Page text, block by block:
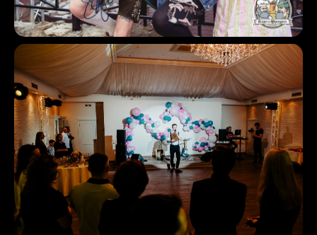
ЧТО ВЫ
ПОЛУЧАЕТЕ